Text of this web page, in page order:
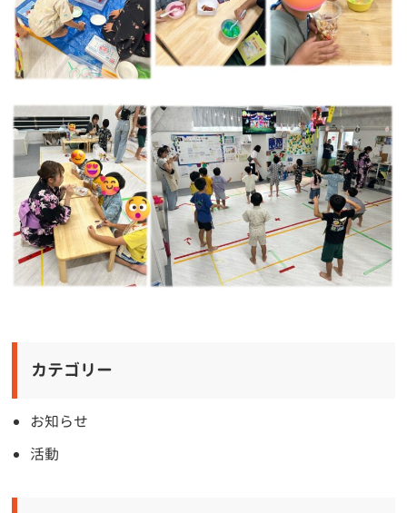
カテゴリー
お知らせ
活動